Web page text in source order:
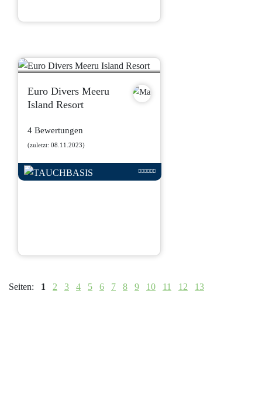
Euro Divers Meeru
Island Resort
4 Bewertungen
(zuletzt: 08.11.2023)
Seiten: 1 2 3 4 5 6 7 8 9 10 11 12 13